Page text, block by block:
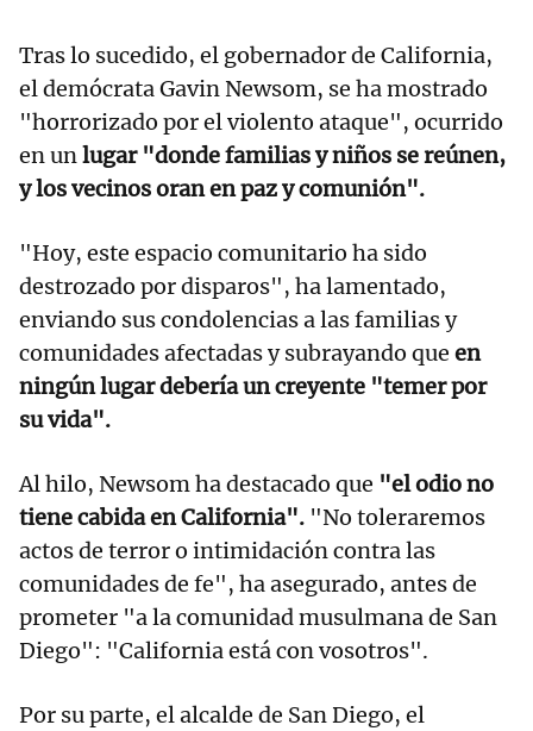
Tras lo sucedido, el gobernador de California,
el demócrata Gavin Newsom, se ha mostrado
"horrorizado por el violento ataque", ocurrido
en unlugar "donde familias y niños se reúnen,
y los vecinos oran en paz y comunión".
"Hoy, este espacio comunitario ha sido
destrozado por disparos", ha lamentado,
enviando sus condolencias a las familias y
comunidades afectadas y subrayando que en
ningún lugar debería un creyente "temer por
su vida".
Al hilo, Newsom ha destacado que "el odio no
tiene cabida en California". "No toleraremos
actos de terror o intimidación contra las
comunidades de fe", ha asegurado, antes de
prometer "a la comunidad musulmana de San
Diego": "California está con vosotros".
Por su parte, el alcalde de San Diego, el